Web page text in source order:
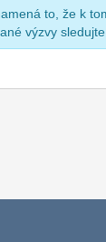
to, že k
výzvy